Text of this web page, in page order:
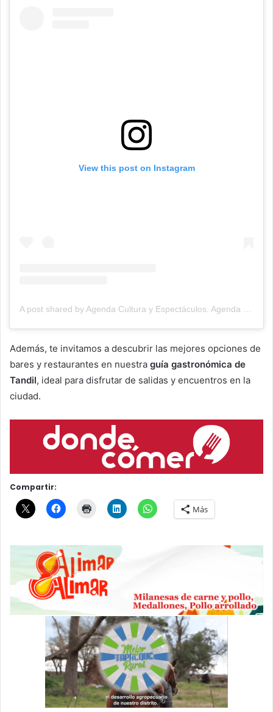
View this post on Instagram
Además, te invitamos a descubrir las mejores opciones de
bares y restaurantes en nuestra guía gastronómica de
Tandil, ideal para disfrutar de salidas y encuentros en la
ciudad.
Compartir:
Más